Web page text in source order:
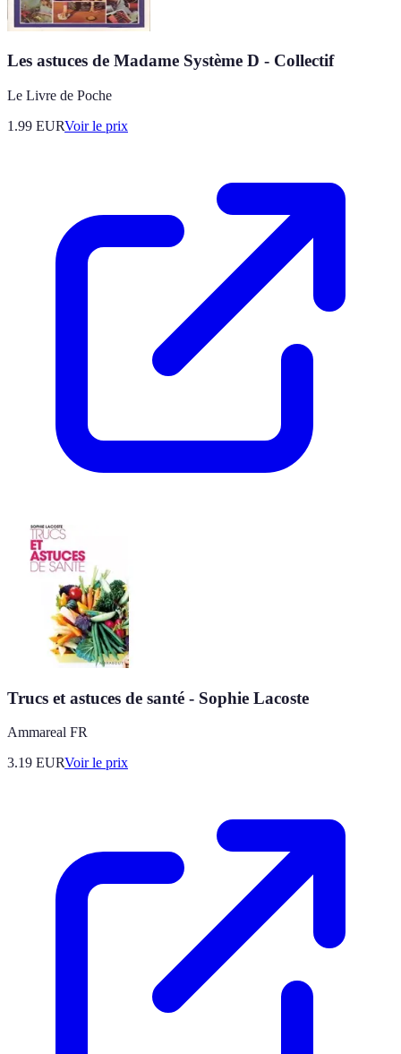
Les astuces de Madame Système D - Collectif
Le Livre de Poche
1.99 EURVoir le prix
Trucs et astuces de santé - Sophie Lacoste
Ammareal FR
3.19 EURVoir le prix